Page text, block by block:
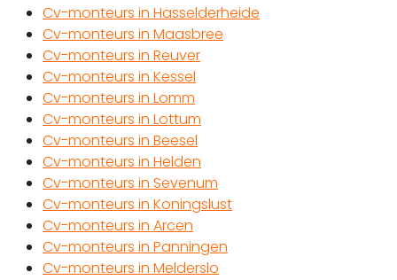
Cv-monteurs in Hasselderheide
Cv-monteurs in Maasbree
Cv-monteurs in Reuver
Cv-monteurs in Kessel
Cv-monteurs in Lomm
Cv-monteurs in Lottum
Cv-monteurs in Beesel
Cv-monteurs in Helden
Cv-monteurs in Sevenum
Cv-monteurs in Koningslust
Cv-monteurs in Arcen
Cv-monteurs in Panningen
Cv-monteurs in Melderslo